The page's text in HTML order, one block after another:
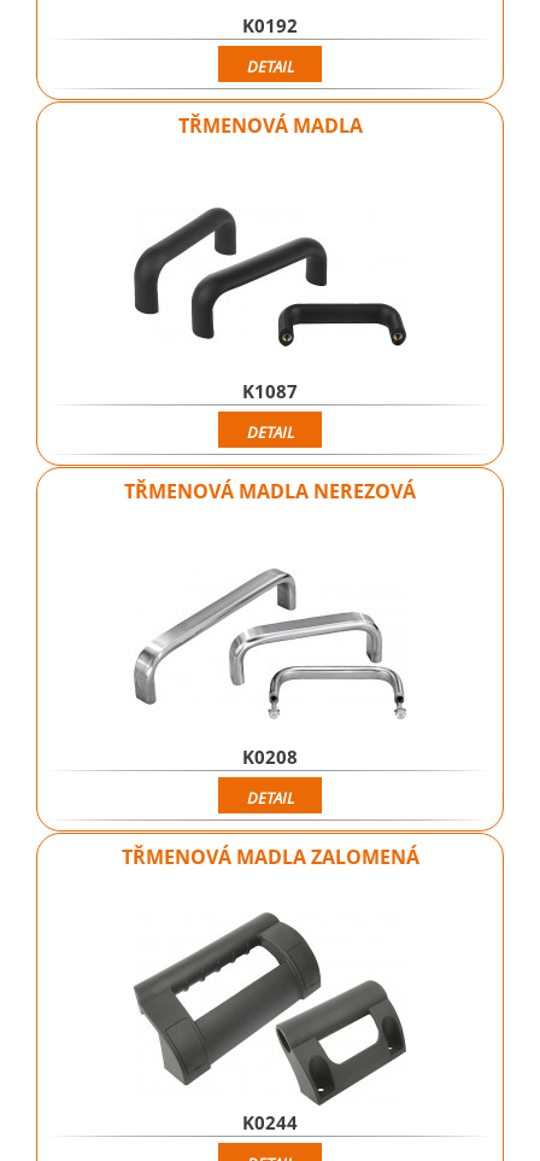
K0192
DETAIL
TŘMENOVÁ MADLA
K1087
DETAIL
TŘMENOVÁ MADLA NEREZOVÁ
K0208
DETAIL
TŘMENOVÁ MADLA ZALOMENÁ
K0244